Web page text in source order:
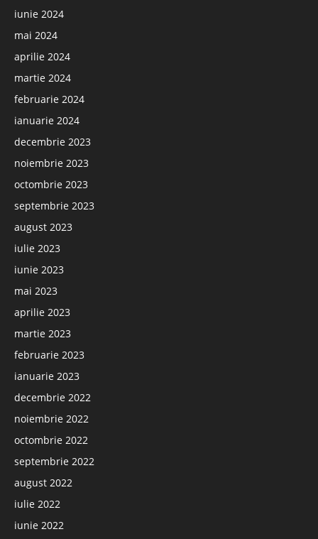
iunie 2024
mai 2024
aprilie 2024
martie 2024
februarie 2024
ianuarie 2024
decembrie 2023
noiembrie 2023
octombrie 2023
septembrie 2023
august 2023
iulie 2023
iunie 2023
mai 2023
aprilie 2023
martie 2023
februarie 2023
ianuarie 2023
decembrie 2022
noiembrie 2022
octombrie 2022
septembrie 2022
august 2022
iulie 2022
iunie 2022